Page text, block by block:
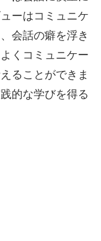
ーはコミュニケ
会話の癖を浮き
くコミュニケー
ることができま
的な学びを得る